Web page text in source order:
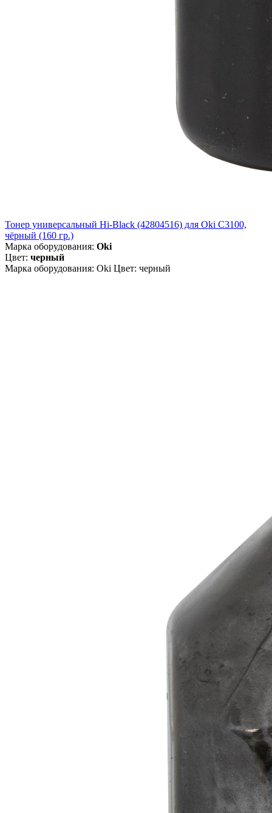
Тонер универсальный Hi-Black (42804516) для Oki С3100,
чёрный (160 гр.)
Марка оборудования: Oki
Цвет: черный
Марка оборудования: Oki Цвет: черный